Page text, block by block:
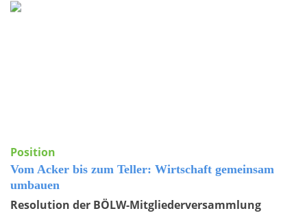
Position
Vom Acker bis zum Teller: Wirtschaft gemeinsam
umbauen
Resolution der BÖLW-Mitgliederversammlung